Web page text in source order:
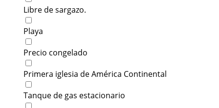
Libre de sargazo.
Playa
Precio congelado
Primera iglesia de América Continental
Tanque de gas estacionario